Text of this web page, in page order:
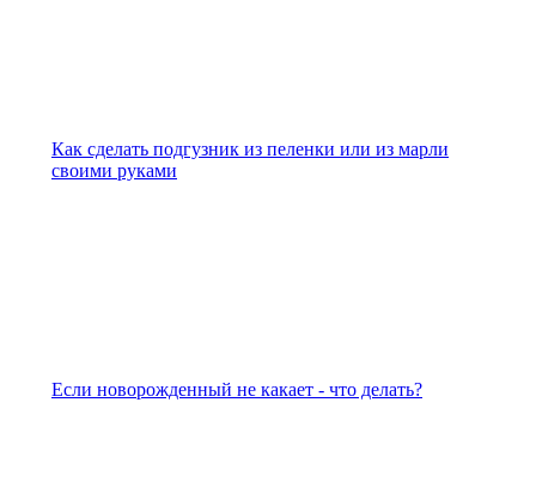
Как сделать подгузник из пеленки или из марли
своими руками
Если новорожденный не какает - что делать?